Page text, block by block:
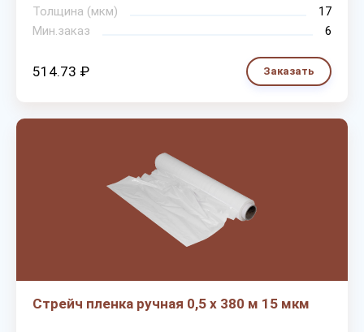
Толщина (мкм)
17
Мин.заказ
6
514.73 ₽ Заказать
Стрейч пленка ручная 0,5 х 380 м 15 мкм